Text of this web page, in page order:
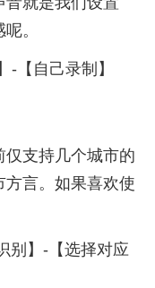
。
-【自己录制】
支持几个城市的
言。如果喜欢使
别】-【选择对应